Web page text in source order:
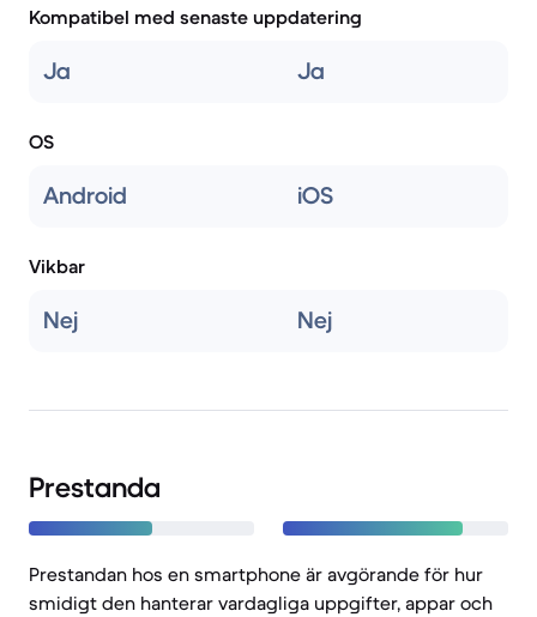
Kompatibel med senaste uppdatering
Ja Ja
OS
Android iOS
Vikbar
Nej Nej
Prestanda
Prestandan hos en smartphone är avgörande för hur
smidigt den hanterar vardagliga uppgifter, appar och